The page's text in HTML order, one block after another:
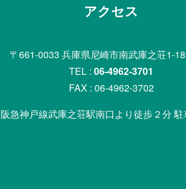
アクセス
〒661-0033 兵庫県尼崎市南武庫之荘1-
TEL : 06-4962-3701
FAX : 06-4962-3702
阪急神戸線武庫之荘駅南口より徒歩２分